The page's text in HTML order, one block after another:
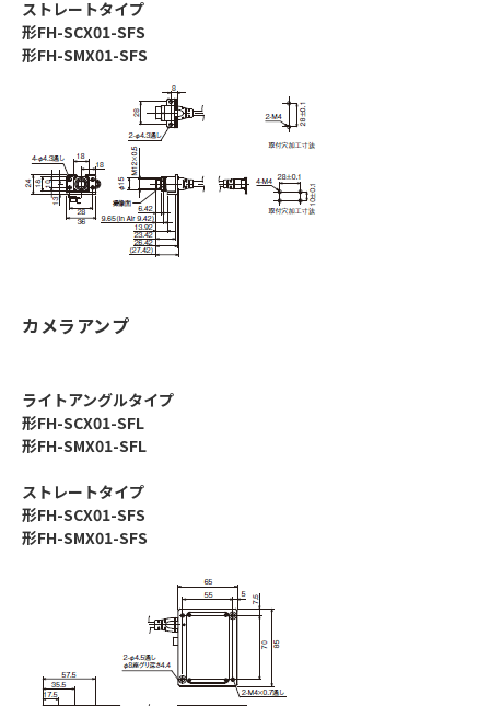
ストレートタイプ
形FH-SCX01-SFS
形FH-SMX01-SFS
カメラアンプ
ライトアングルタイプ
形FH-SCX01-SFL
形FH-SMX01-SFL
ストレートタイプ
形FH-SCX01-SFS
形FH-SMX01-SFS